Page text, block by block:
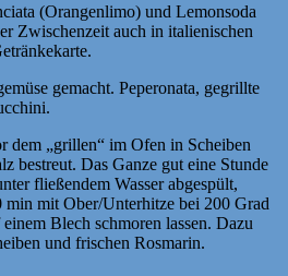
(Orangenlimo) und Lemonsoda
Zwischenzeit auch in italienischen
gemacht. Peperonata, gegrillte
dem „grillen“ im Ofen in Scheiben
bestreut. Das Ganze gut eine Stunde
fließendem Wasser abgespült,
min mit Ober/Unterhitze bei 200 Grad
Blech schmoren lassen. Dazu
und frischen Rosmarin.